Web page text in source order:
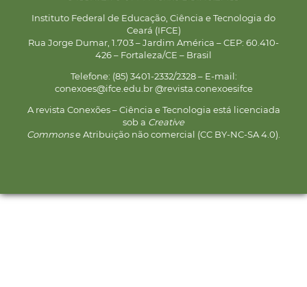
Instituto Federal de Educação, Ciência e Tecnologia do
Ceará (IFCE)
Rua Jorge Dumar, 1.703 – Jardim América – CEP: 60.410-
426 – Fortaleza/CE – Brasil
Telefone: (85) 3401-2332/2328 – E-mail:
conexoes@ifce.edu.br @revista.conexoesifce
A revista Conexões – Ciência e Tecnologia está licenciada
sob a Creative
Commonse Atribuição não comercial (CC BY-NC-SA 4.0).